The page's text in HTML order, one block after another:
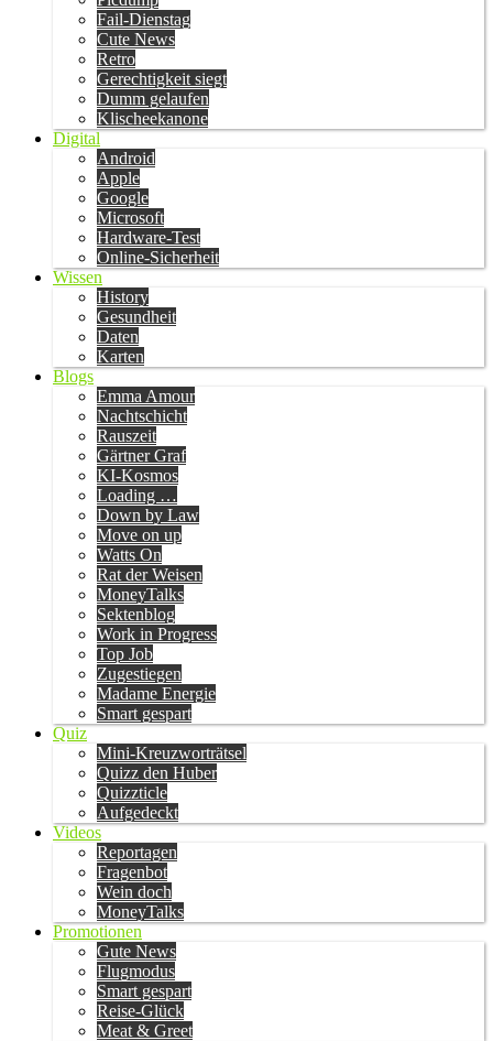
Fail-Dienstag
Cute News
Retro
Gerechtigkeit siegt
Dumm gelaufen
Klischeekanone
Digital
Android
Apple
Google
Microsoft
Hardware-Test
Online-Sicherheit
Wissen
History
Gesundheit
Daten
Karten
Blogs
Emma Amour
Nachtschicht
Rauszeit
Gärtner Graf
KI-Kosmos
Loading …
Down by Law
Move on up
Watts On
Rat der Weisen
MoneyTalks
Sektenblog
Work in Progress
Top Job
Zugestiegen
Madame Energie
Smart gespart
Quiz
Mini-Kreuzworträtsel
Quizz den Huber
Quizzticle
Aufgedeckt
Videos
Reportagen
Fragenbot
Wein doch
MoneyTalks
Promotionen
Gute News
Flugmodus
Smart gespart
Reise-Glück
Meat & Greet